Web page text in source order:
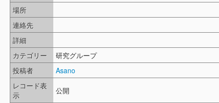
場所
連絡先
詳細
カテゴリー
研究グループ
投稿者
Asano
レコード表
示
公開